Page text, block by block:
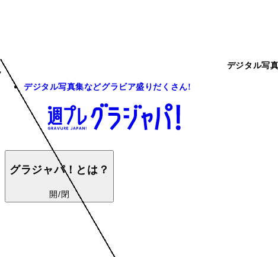
デジタル写
デジタル写真集などグラビア盛りだくさん!
グラジャパ！とは？
開/閉